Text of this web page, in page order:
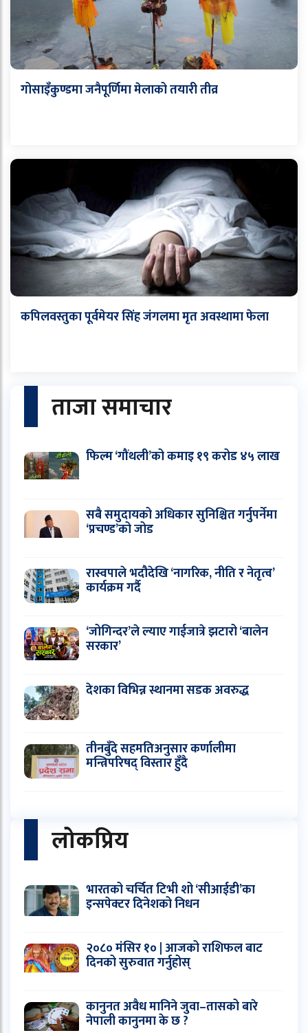
गोसाइँकुण्डमा जनैपूर्णिमा मेलाको तयारी तीव्र
कपिलवस्तुका पूर्वमेयर सिंह जंगलमा मृत अवस्थामा फेला
ताजा समाचार
फिल्म ‘गौंथली’को कमाइ १९ करोड ४५ लाख
सबै समुदायको अधिकार सुनिश्चित गर्नुपर्नेमा
‘प्रचण्ड’को जोड
रास्वपाले भदौदेखि ‘नागरिक, नीति र नेतृत्व’
कार्यक्रम गर्दै
‘जोगिन्दर’ले ल्याए गाईजात्रे झटारो ‘बालेन
सरकार’
देशका विभिन्न स्थानमा सडक अवरुद्ध
तीनबुँदे सहमतिअनुसार कर्णालीमा
मन्त्रिपरिषद् विस्तार हुँदै
लोकप्रिय
भारतको चर्चित टिभी शो ‘सीआईडी’का
इन्सपेक्टर दिनेशको निधन
२०८० मंसिर १० | आजको राशिफल बाट
दिनको सुरुवात गर्नुहोस्
कानुनत अवैध मानिने जुवा–तासको बारे
नेपाली कानुनमा के छ ?